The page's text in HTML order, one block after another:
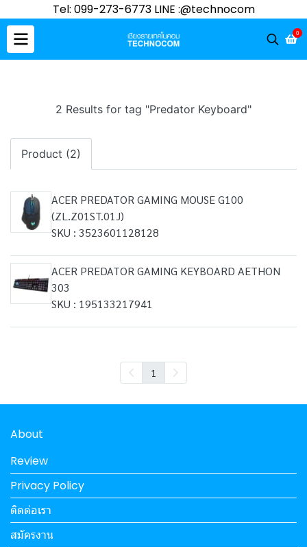
Tel: 099-273-6773 LINE :@technocom
0
2 Results for tag "Predator Keyboard"
Product (2)
ACER PREDATOR GAMING MOUSE G100
(ZL.Z01ST.01J)
SKU : 3523601128128
ACER PREDATOR GAMING KEYBOARD AETHON
303
SKU : 195133217941
1
About
Review
Privacy Policy
ติดต่อเรา
สมัครงาน